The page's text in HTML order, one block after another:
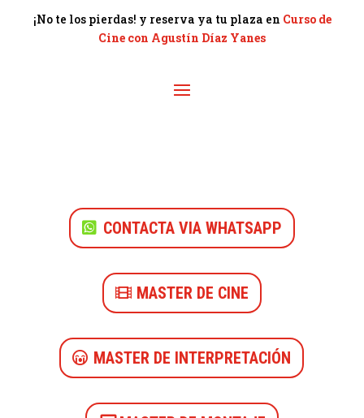
¡No te los pierdas! y reserva ya tu plaza en Curso de
Cine con Agustín Díaz Yanes
CONTACTA VIA WHATSAPP
MASTER DE CINE
MASTER DE INTERPRETACIÓN